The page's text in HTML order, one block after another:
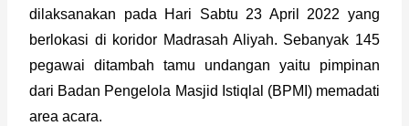
dilaksanakan pada Hari Sabtu 23 April 2022 yang
berlokasi di koridor Madrasah Aliyah. Sebanyak 145
pegawai ditambah tamu undangan yaitu pimpinan
dari Badan Pengelola Masjid Istiqlal (BPMI) memadati
area acara.